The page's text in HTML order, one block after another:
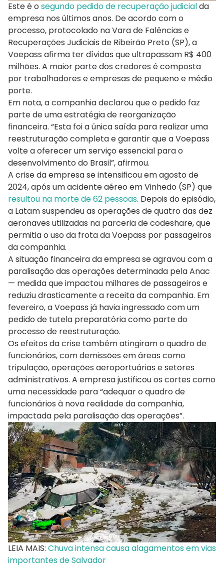
Este é o segundo pedido de recuperação judicialda
empresa nos últimos anos. De acordo com o
processo, protocolado na Vara de Falências e
Recuperações Judiciais de Ribeirão Preto (SP), a
Voepass afirma ter dívidas que ultrapassam R$ 400
milhões. A maior parte dos credores é composta
por trabalhadores e empresas de pequeno e médio
porte.
Em nota, a companhia declarou que o pedido faz
parte de uma estratégia de reorganização
financeira. “Esta foi a única saída para realizar uma
reestruturação completa e garantir que a Voepass
volte a oferecer um serviço essencial para o
desenvolvimento do Brasil”, afirmou.
A crise da empresa se intensificou em agosto de
2024, após um acidente aéreo em Vinhedo (SP) que
resultou na morte de 62 pessoas. Depois do episódio,
a Latam suspendeu as operações de quatro das dez
aeronaves utilizadas na parceria de codeshare, que
permitia o uso da frota da Voepass por passageiros
da companhia.
A situação financeira da empresa se agravou com a
paralisação das operações determinada pela Anac
— medida que impactou milhares de passageiros e
reduziu drasticamente a receita da companhia. Em
fevereiro, a Voepass já havia ingressado com um
pedido de tutela preparatória como parte do
processo de reestruturação.
Os efeitos da crise também atingiram o quadro de
funcionários, com demissões em áreas como
tripulação, operações aeroportuárias e setores
administrativos. A empresa justificou os cortes como
uma necessidade para “adequar o quadro de
funcionários à nova realidade da companhia,
impactada pela paralisação das operações”.
LEIA MAIS: Chuva intensa causa alagamentos em vias
importantes de Salvador